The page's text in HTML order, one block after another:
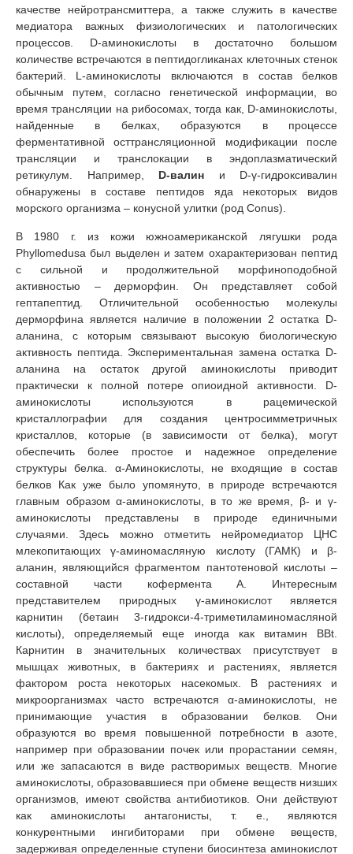
качестве нейротрансмиттера, а также служить в качестве
медиатора важных физиологических и патологических
процессов. D-аминокислоты в достаточно большом
количестве встречаются в пептидогликанах клеточных стенок
бактерий. L-аминокислоты включаются в состав белков
обычным путем, согласно генетической информации, во
время трансляции на рибосомах, тогда как, D-аминокислоты,
найденные в белках, образуются в процессе
ферментативной осттрансляционной модификации после
трансляции и транслокации в эндоплазматический
ретикулум. Например, D-валин и D-γ-гидроксивалин
обнаружены в составе пептидов яда некоторых видов
морского организма – конусной улитки (род Conus).
В 1980 г. из кожи южноамериканской лягушки рода
Phyllomedusa был выделен и затем охарактеризован пептид
с сильной и продолжительной морфиноподобной
активностью – дерморфин. Он представляет собой
гептапептид. Отличительной особенностью молекулы
дерморфина является наличие в положении 2 остатка D-
аланина, с которым связывают высокую биологическую
активность пептида. Экспериментальная замена остатка D-
аланина на остаток другой аминокислоты приводит
практически к полной потере опиоидной активности. D-
аминокислоты используются в рацемической
кристаллографии для создания центросимметричных
кристаллов, которые (в зависимости от белка), могут
обеспечить более простое и надежное определение
структуры белка. α-Аминокислоты, не входящие в состав
белков Как уже было упомянуто, в природе встречаются
главным образом α-аминокислоты, в то же время, β- и γ-
аминокислоты представлены в природе единичными
случаями. Здесь можно отметить нейромедиатор ЦНС
млекопитающих γ-аминомасляную кислоту (ГАМК) и β-
аланин, являющийся фрагментом пантотеновой кислоты –
составной части кофермента А. Интересным
представителем природных γ-аминокислот является
карнитин (бетаин 3-гидрокси-4-триметиламиномасляной
кислоты), определяемый еще иногда как витамин ВBt.
Карнитин в значительных количествах присутствует в
мышцах животных, в бактериях и растениях, является
фактором роста некоторых насекомых. В растениях и
микроорганизмах часто встречаются α-аминокислоты, не
принимающие участия в образовании белков. Они
образуются во время повышенной потребности в азоте,
например при образовании почек или прорастании семян,
или же запасаются в виде растворимых веществ. Многие
аминокислоты, образовавшиеся при обмене веществ низших
организмов, имеют свойства антибиотиков. Они действуют
как аминокислоты антагонисты, т. е., являются
конкурентными ингибиторами при обмене веществ,
задерживая определенные ступени биосинтеза аминокислот